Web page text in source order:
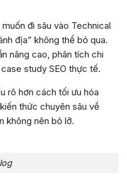
đi sâu vào Technical
địa” không thể bỏ qua.
nâng cao, phân tích chi
study SEO thực tế.
rõ hơn cách tối ưu hóa
thức chuyên sâu về
không nên bỏ lỡ.